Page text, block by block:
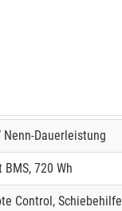
Dauerleistung
720 Wh
Control, Schiebehilfe